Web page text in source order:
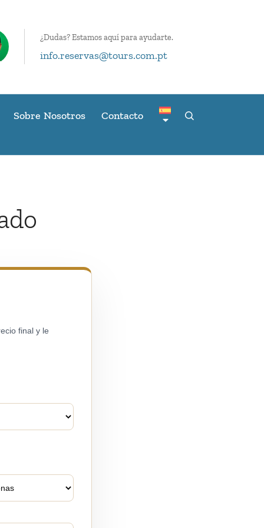
¿Dudas? Estamos aquí para ayudarte.
info.reservas@tours.com.pt
Sobre Nosotros Contacto
final y le